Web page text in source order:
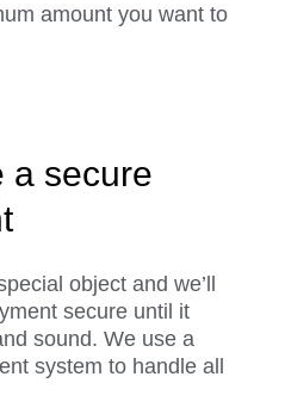
amount you want to
a secure
object and we’ll
secure until it
sound. We use a
system to handle all